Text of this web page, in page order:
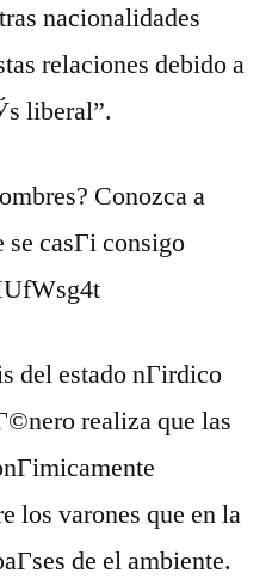
nacionalidades
relaciones debido a
liberal”.
Conozca a
casГі consigo
del estado nГіrdico
realiza que las
los varones que en la
de el ambiente.